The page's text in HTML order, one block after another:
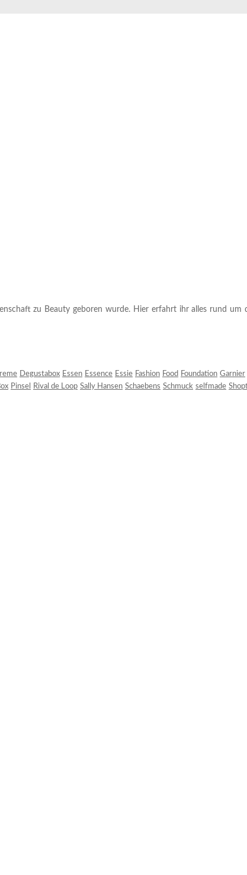
zu Beauty geboren wurde. Hier erfahrt ihr alles rund
Degustabox Essen Essence Essie Fashion Food Foundation Garnier
Pinsel Rival de Loop Sally Hansen Schaebens Schmuck selfmade